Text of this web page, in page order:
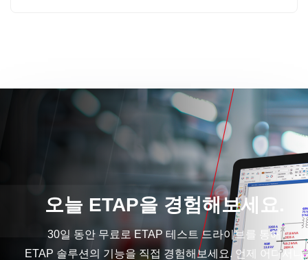
오늘 ETAP을 경험해보세요.
30일 동안 무료로 ETAP 테스트 드라이브를 통해
ETAP 솔루션의 기능을 직접 경험해보세요. 언제 어디서나